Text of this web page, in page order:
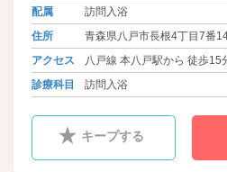
配属
訪問入浴
住所
青森県八戸市長根4丁目7番
アクセス
八戸線 本八戸駅から 徒歩15
診療科目
訪問入浴
キープする